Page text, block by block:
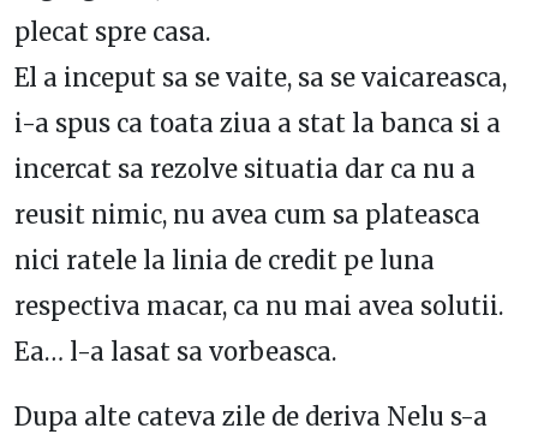
plecat spre casa.
El a inceput sa se vaite, sa se vaicareasca,
i-a spus ca toata ziua a stat la banca si a
incercat sa rezolve situatia dar ca nu a
reusit nimic, nu avea cum sa plateasca
nici ratele la linia de credit pe luna
respectiva macar, ca nu mai avea solutii.
Ea… l-a lasat sa vorbeasca.
Dupa alte cateva zile de deriva Nelu s-a